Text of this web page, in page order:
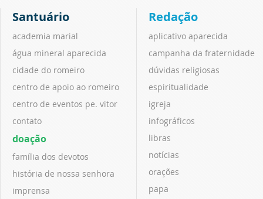
Santuário
academia marial
água mineral aparecida
cidade do romeiro
centro de apoio ao romeiro
centro de eventos pe. vitor
contato
doação
família dos devotos
história de nossa senhora
imprensa
Redação
aplicativo aparecida
campanha da fraternidade
dúvidas religiosas
espiritualidade
igreja
infográficos
libras
notícias
orações
papa